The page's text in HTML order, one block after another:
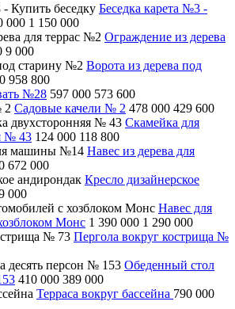
Беседка карета №3 -
000 1 150 000
Ограждение из дерева
9 000
Ворота из дерева под
958 800
№28 597 000 573 600
Садовые качели № 2 478 000 429 600
Скамейка для
№ 43 124 000 118 800
Навес из дерева для
672 000
Кресло дизайнерское
000
Навес для
Монс 1 390 000 1 290 000
Пергола вокруг кострища №
Обеденный стол
410 000 389 000
Терраса вокруг бассейна 790 000